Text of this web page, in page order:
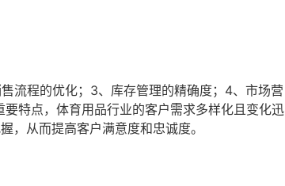
流程的优化；3、库存管理的精确度；4、市场营
要特点，体育用品行业的客户需求多样化且变化迅
，从而提高客户满意度和忠诚度。